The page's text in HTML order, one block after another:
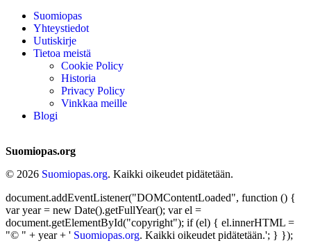
Suomiopas
Yhteystiedot
Uutiskirje
Tietoa meistä
Cookie Policy
Historia
Privacy Policy
Vinkkaa meille
Blogi
Suomiopas.org
© 2026 Suomiopas.org. Kaikki oikeudet pidätetään.
document.addEventListener("DOMContentLoaded", function () {
var year = new Date().getFullYear(); var el =
document.getElementById("copyright"); if (el) { el.innerHTML =
"© " + year + ' Suomiopas.org. Kaikki oikeudet pidätetään.'; } });